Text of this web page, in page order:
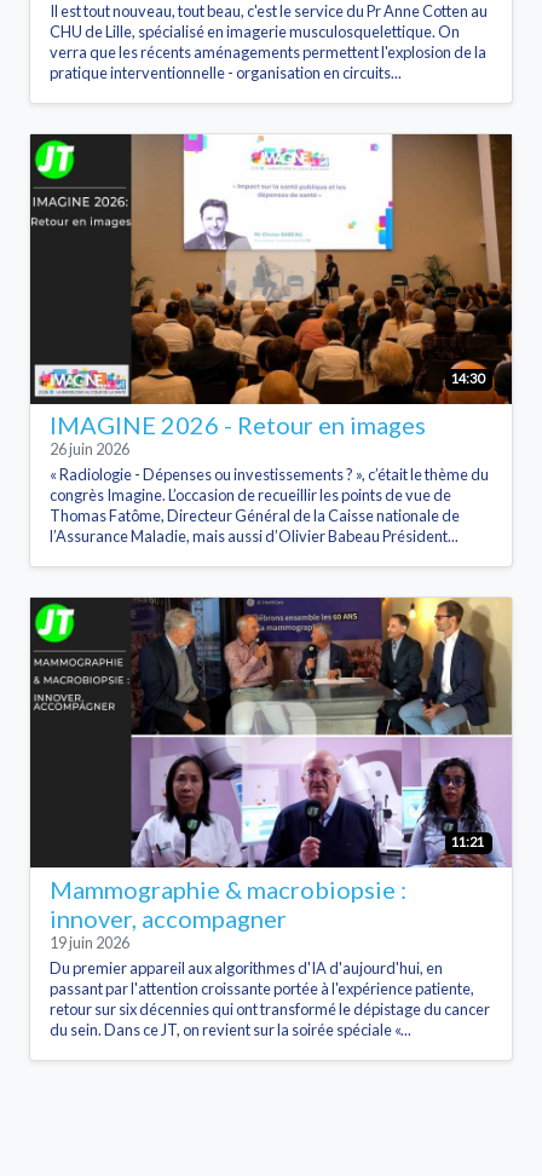
Il est tout nouveau, tout beau, c'est le service du Pr Anne Cotten au
CHU de Lille, spécialisé en imagerie musculosquelettique. On
verra que les récents aménagements permettent l'explosion de la
pratique interventionnelle - organisation en circuits...
14:30
IMAGINE 2026 - Retour en images
26 juin 2026
« Radiologie - Dépenses ou investissements ? », c’était le thème du
congrès Imagine. L’occasion de recueillir les points de vue de
Thomas Fatôme, Directeur Général de la Caisse nationale de
l’Assurance Maladie, mais aussi d’Olivier Babeau Président...
11:21
Mammographie & macrobiopsie :
innover, accompagner
19 juin 2026
Du premier appareil aux algorithmes d'IA d'aujourd'hui, en
passant par l'attention croissante portée à l'expérience patiente,
retour sur six décennies qui ont transformé le dépistage du cancer
du sein. Dans ce JT, on revient sur la soirée spéciale «...